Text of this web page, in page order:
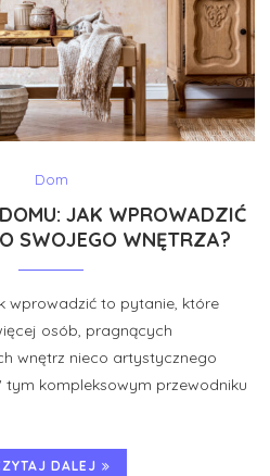
Dom
JAK WPROWADZIĆ
SWOJEGO WNĘTRZA?
wprowadzić to pytanie, które
osób, pragnących
wnętrz nieco artystycznego
tym kompleksowym przewodniku
DALEJ